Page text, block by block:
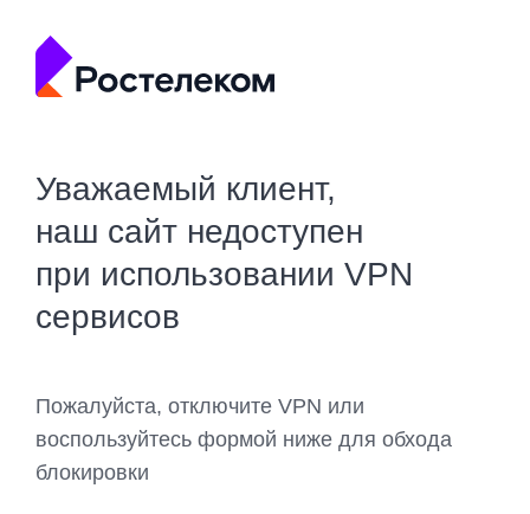
Уважаемый клиент,
наш сайт недоступен
при использовании VPN
сервисов
Пожалуйста, отключите VPN или
воспользуйтесь формой ниже для обхода
блокировки